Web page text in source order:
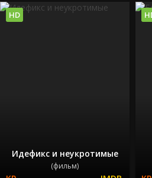
Идефикс и неукротимые
(фильм)
HD